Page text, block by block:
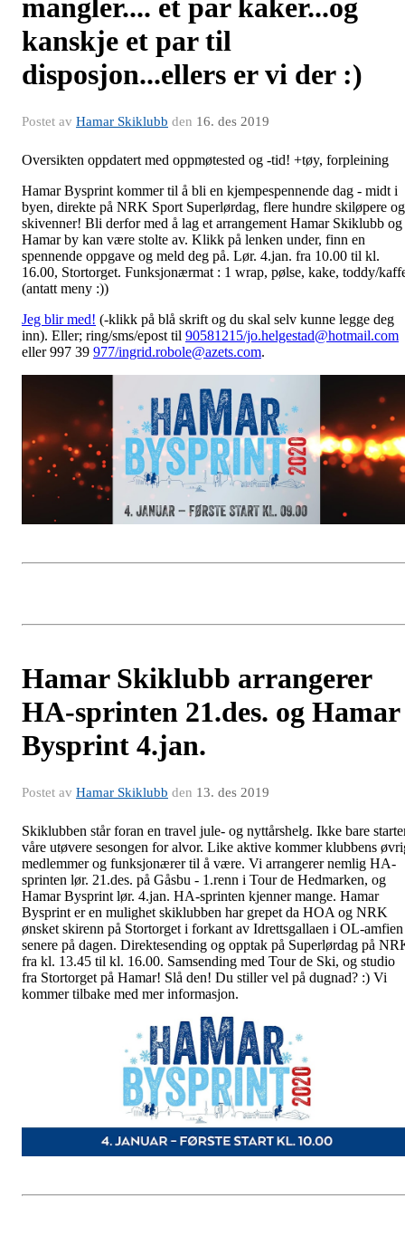
mangler.... et par kaker...og
kanskje et par til
disposjon...ellers er vi der :)
Postet av Hamar Skiklubb den 16. des 2019
Oversikten oppdatert med oppmøtested og -tid! +tøy, forpleining
Hamar Bysprint kommer til å bli en kjempespennende dag - midt i
byen, direkte på NRK Sport Superlørdag, flere hundre skiløpere og
skivenner! Bli derfor med å lag et arrangement Hamar Skiklubb og
Hamar by kan være stolte av. Klikk på lenken under, finn en
spennende oppgave og meld deg på. Lør. 4.jan. fra 10.00 til kl.
16.00, Stortorget. Funksjonærmat : 1 wrap, pølse, kake, toddy/
(antatt meny :))
Jeg blir med! (-klikk på blå skrift og du skal selv kunne legge deg
inn). Eller; ring/sms/epost til 90581215/jo.helgestad@hotmail.com
eller 997 39 977/ingrid.robole@azets.com.
Hamar Skiklubb arrangerer
HA-sprinten 21.des. og Hamar
Bysprint 4.jan.
Postet av Hamar Skiklubb den 13. des 2019
Skiklubben står foran en travel jule- og nyttårshelg. Ikke bare
våre utøvere sesongen for alvor. Like aktive kommer klubbens
medlemmer og funksjonærer til å være. Vi arrangerer nemlig HA-
sprinten lør. 21.des. på Gåsbu - 1.renn i Tour de Hedmarken, og
Hamar Bysprint lør. 4.jan. HA-sprinten kjenner mange. Hamar
Bysprint er en mulighet skiklubben har grepet da HOA og NRK
ønsket skirenn på Stortorget i forkant av Idrettsgallaen i OL-amfien
senere på dagen. Direktesending og opptak på Superlørdag på
fra kl. 13.45 til kl. 16.00. Samsending med Tour de Ski, og studio
fra Stortorget på Hamar! Slå den! Du stiller vel på dugnad? :) Vi
kommer tilbake med mer informasjon.